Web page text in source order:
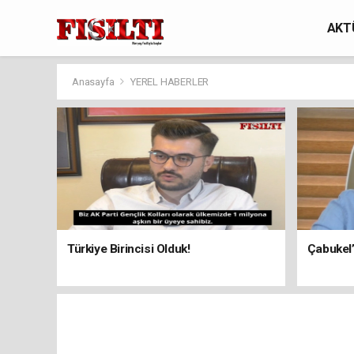
Anasayfa YEREL HABERLER
Türkiye Birincisi Olduk!